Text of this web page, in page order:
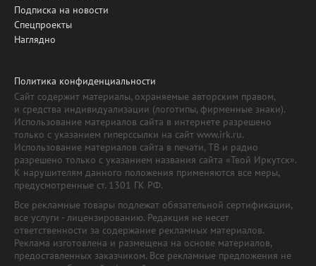
Подписка на новости
Спецпроекты
Наглядно
Политика конфиденциальности
Сайт содержит материалы, охраняемые авторским правом,
и средства индивидуализации (логотипы, фирменные знаки).
Использование материалов сайта в интернете разрешено
только с указанием гиперссылки на сайт www.irk.ru.
Использование материалов сайта в печати, ТВ и радио
разрешено только с указанием названия сайта «Твой Иркутск».
К нарушителям данного положения применяются все меры,
предусмотренные ст. 1301 ГК РФ.
Все рекламные товары подлежат обязательной сертификации,
все услуги - лицензированию. Редакция не несет
ответственности за содержание рекламных материалов.
Реклама изготовлена и размещена на основе материалов,
предоставленных заказчиком. Все рекламные предложения не